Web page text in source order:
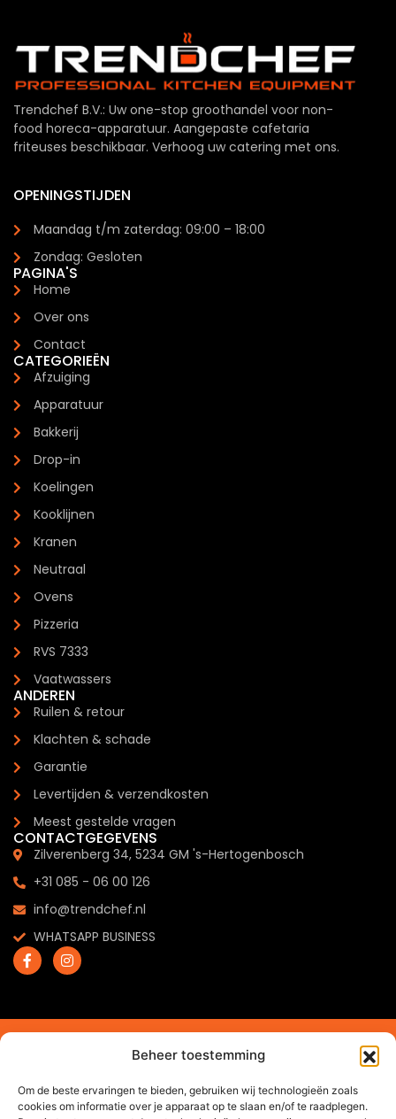
Beheer toestemming
Om de beste ervaringen te bieden, gebruiken wij technologieën zoals
cookies om informatie over je apparaat op te slaan en/of te raadplegen.
Trendchef B.V.: Uw one-stop groothandel voor non-
food horeca-apparatuur. Aangepaste cafetaria
friteuses beschikbaar. Verhoog uw catering met ons.
OPENINGSTIJDEN
Maandag t/m zaterdag: 09:00 – 18:00
Zondag: Gesloten
PAGINA'S
Home
Over ons
Contact
CATEGORIEËN
Afzuiging
Apparatuur
Bakkerij
Drop-in
Koelingen
Kooklijnen
Kranen
Neutraal
Ovens
Pizzeria
RVS 7333
Vaatwassers
ANDEREN
Ruilen & retour
Klachten & schade
Garantie
Levertijden & verzendkosten
Meest gestelde vragen
CONTACTGEGEVENS
Zilverenberg 34, 5234 GM 's-Hertogenbosch
+31 085 - 06 00 126
info@trendchef.nl
WHATSAPP BUSINESS
Website gemaakt doorArkdesign.nl